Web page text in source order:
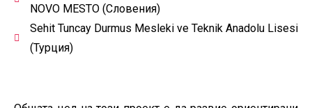
NOVO MESTO (Словения)
Sehit Tuncay Durmus Mesleki ve Teknik Anadolu Lisesi
(Турция)